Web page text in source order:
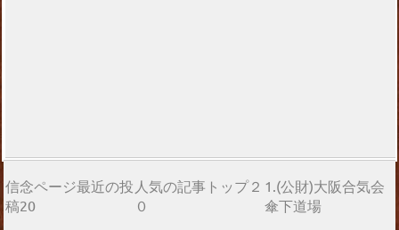
信念ページ最近の投
稿20
人気の記事トップ２
０
1.(公財)大阪合気会
傘下道場